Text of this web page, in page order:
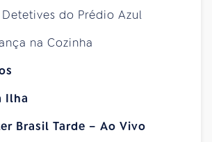
Detetives do Prédio Azul
na Cozinha
Ilha
Brasil Tarde – Ao Vivo